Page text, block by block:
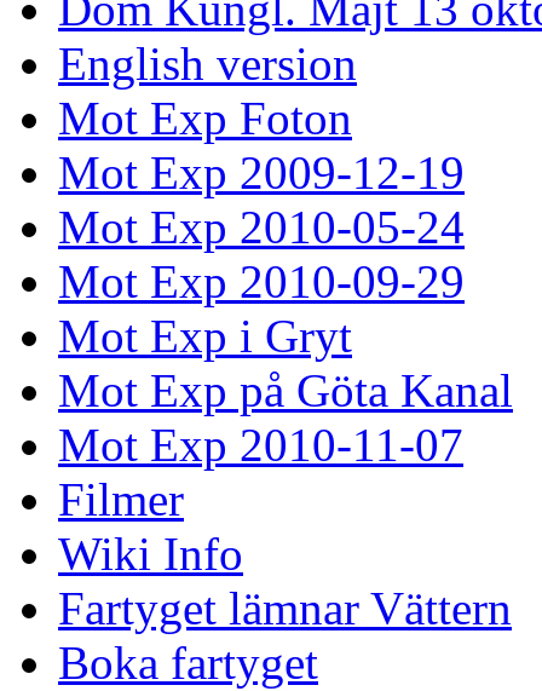
English version
Mot Exp Foton
Mot Exp 2009-12-19
Mot Exp 2010-05-24
Mot Exp 2010-09-29
Mot Exp i Gryt
Mot Exp på Göta Kanal
Mot Exp 2010-11-07
Filmer
Wiki Info
Fartyget lämnar Vättern
Boka fartyget